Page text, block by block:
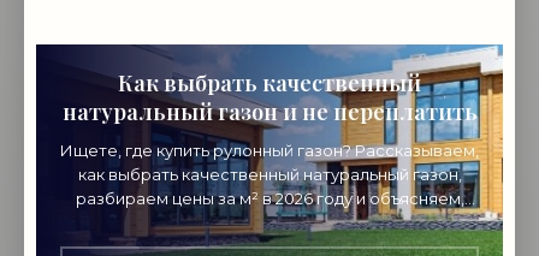
Как выбрать качественный
натуральный газон и не переплатить
Ищете, где купить рулонный газон? Рассказываем,
как выбрать качественный натуральный газон,
разбираем цены за м² в 2026 году и объясняем,
почему стоит покупать напрямую от
производителя.